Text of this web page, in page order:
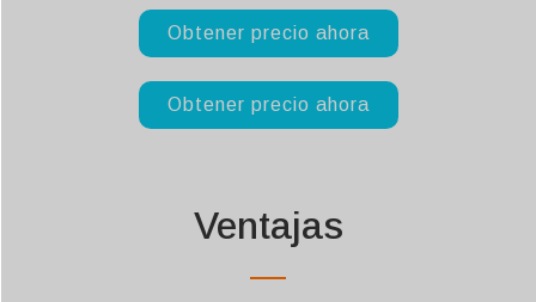
Obtener precio ahora
Obtener precio ahora
Ventajas